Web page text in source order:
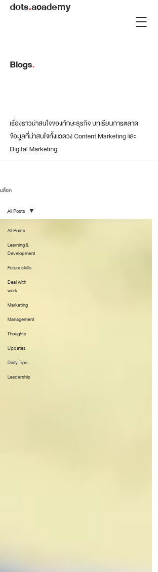
dots.academy
Blogs.
เรื่องราวน่าสนใจของทักษะธุรกิจ บทเรียนการตลาด
ข้อมูลที่น่าสนใจทั้งแวดวง Content Marketing และ
Digital Marketing
บล็อก
All Posts
Learning &
Development
Future skills
Deal with
work
Marketing
Management
Thoughts
Updates
Daily Tips
Leadership
All Posts